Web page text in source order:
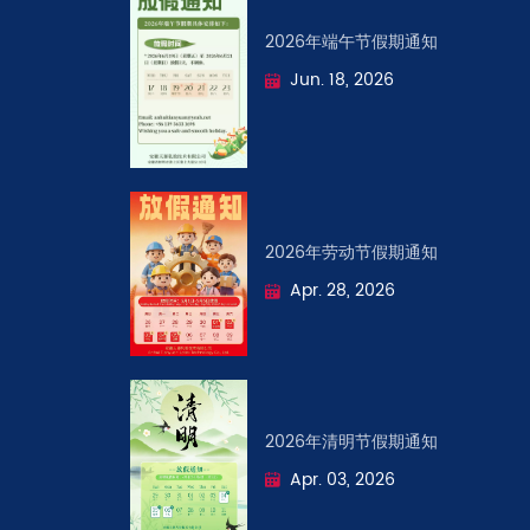
2026年端午节假期通知
Jun. 18, 2026
2026年劳动节假期通知
Apr. 28, 2026
2026年清明节假期通知
Apr. 03, 2026